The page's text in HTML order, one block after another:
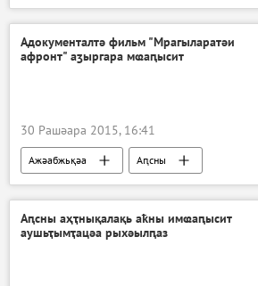
Адокументалтә фильм "Мрагыларатәи
афронт" аӡыргара мҩаԥысит
30 Рашәара 2015, 16:41
Ажәабжьқәа Аԥсны
Аԥсны аҳҭнықалақь аҟны имҩаԥысит
аушьҭымҭацәа рыхәылԥаз